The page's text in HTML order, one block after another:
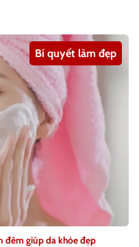
Bí quyết làm đẹp
đêm giúp da khỏe đẹp